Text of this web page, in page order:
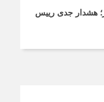
هشدار جدی رییس